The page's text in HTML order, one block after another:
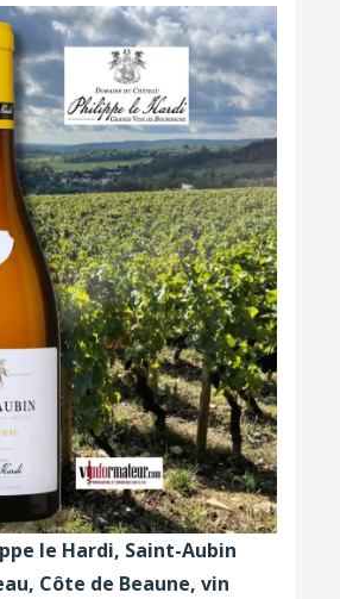
le Hardi, Saint-Aubin
Côte de Beaune, vin